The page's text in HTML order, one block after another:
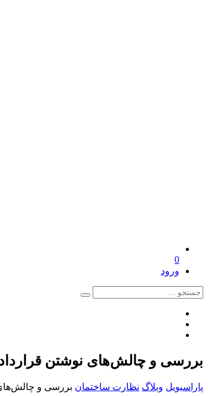
0
ورود
بررسی و چالش‌های نوشتن
پاراسیویل وبلاگ نظارت ساختمان بررسی و